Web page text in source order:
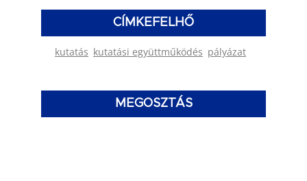
CÍMKEFELHŐ
kutatás kutatási együttműködés pályázat
MEGOSZTÁS